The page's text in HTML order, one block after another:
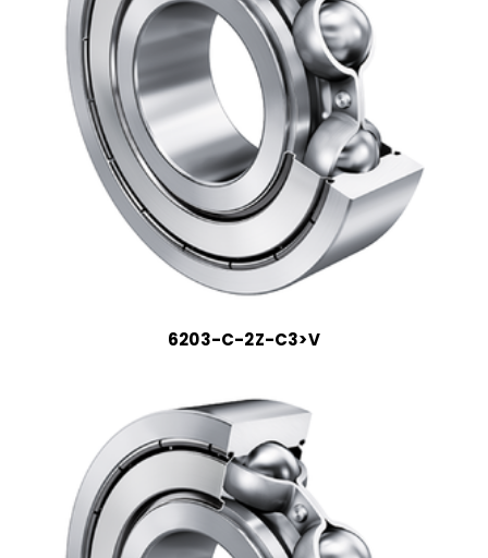
6203-C-2Z-C3>V